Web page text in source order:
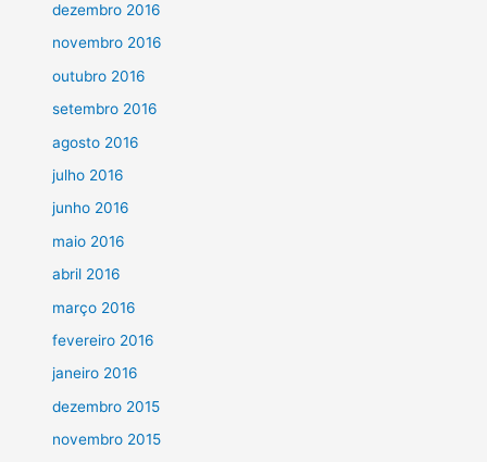
dezembro 2016
novembro 2016
outubro 2016
setembro 2016
agosto 2016
julho 2016
junho 2016
maio 2016
abril 2016
março 2016
fevereiro 2016
janeiro 2016
dezembro 2015
novembro 2015